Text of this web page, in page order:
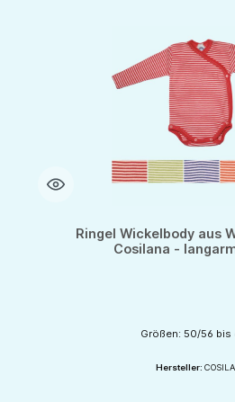
Ringel Wickelbody aus
Cosilana -
Größen: 50/56 bis
Hersteller: